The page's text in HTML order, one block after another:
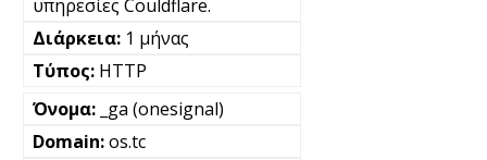
υπηρεσίες Couldflare.
1 μήνας
HTTP
_ga (onesignal)
os.tc